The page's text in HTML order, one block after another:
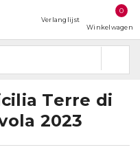
Verlanglijst
0
Winkelwagen
Terre di
2023